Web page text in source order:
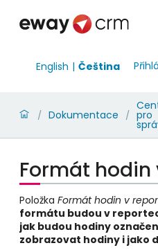
English Čeština
/ Dokumentace / pro
Formát
Položka Formát hodin v
formátu budou v
jak budou hodiny
zobrazovat hodiny i jako